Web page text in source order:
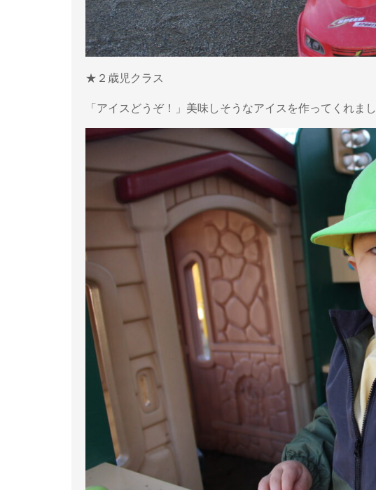
★２歳児クラス
「アイスどうぞ！」美味しそうなアイスを作ってくれまし